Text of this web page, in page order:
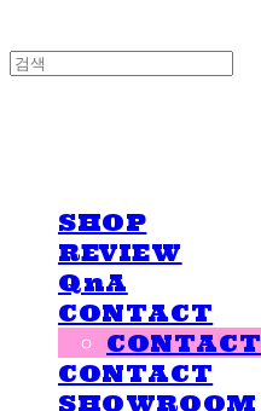
SHOP
REVIEW
QnA
CONTACT
CONTACT
CONTACT
SHOWROOM